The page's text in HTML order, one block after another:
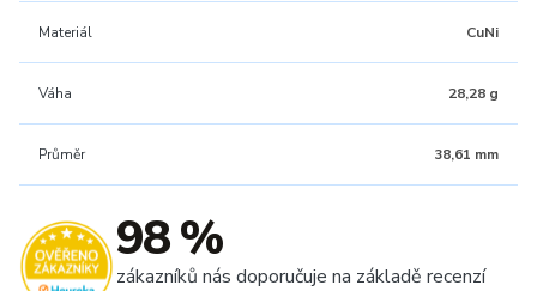
Materiál CuNi
Váha 28,28 g
Průměr 38,61 mm
98 %
zákazníků nás doporučuje na základě recenzí